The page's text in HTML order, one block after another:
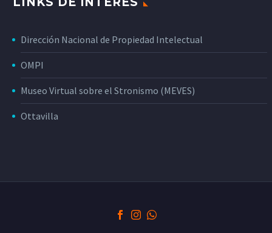
Dirección Nacional de Propiedad Intelectual
OMPI
Museo Virtual sobre el Stronismo (MEVES)
Ottavilla